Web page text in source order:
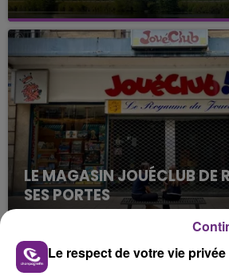
Cela fait déjà une semaine que
nucléaire ardennaise est à
justifiée par la sécheresse
présente.
LE MAGASIN JOUÉCLUB DE
SES PORTES
C'était l'une des institutions du
rémois. Le magasin JouéClub
fermer ses portes.
TITRES DIFFUSÉS
Le respect de votre vie